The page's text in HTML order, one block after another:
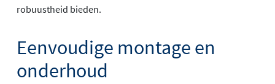
robuustheid bieden.
Eenvoudige montage en
onderhoud